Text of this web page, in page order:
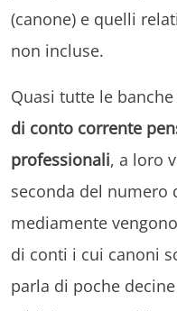
(canone) e quelli
non incluse.
Quasi tutte le
di conto corrente
professionali, a loro
seconda del numero
mediamente
di conti i cui canoni
parla di poche